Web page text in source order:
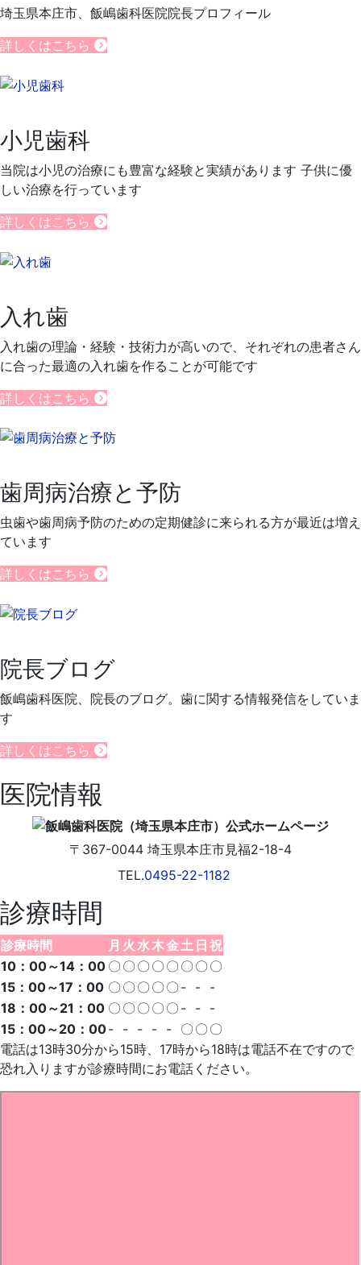
埼玉県本庄市、飯嶋歯科医院院長プロフィール
詳しくはこちら
小児歯科
当院は小児の治療にも豊富な経験と実績があります 子供に優
しい治療を行っています
詳しくはこちら
入れ歯
入れ歯の理論・経験・技術力が高いので、それぞれの患者さん
に合った最適の入れ歯を作ることが可能です
詳しくはこちら
歯周病治療と予防
虫歯や歯周病予防のための定期健診に来られる方が最近は増え
ています
詳しくはこちら
院長ブログ
飯嶋歯科医院、院長のブログ。歯に関する情報発信をしていま
す
詳しくはこちら
医院情報
〒367-0044 埼玉県本庄市見福2-18-4
TEL.0495-22-1182
診療時間
診療時間 月 火 水木金土 日 祝
10：00～14：00 〇 〇 〇 〇 〇 〇 〇 〇
15：00～17：00 〇 〇 〇 〇 〇 - - -
18：00～21：00 〇 〇 〇 〇 〇 - - -
15：00～20：00- - - - - 〇 〇 〇
電話は13時30分から15時、17時から18時は電話不在ですので
恐れ入りますが診療時間にお電話ください。